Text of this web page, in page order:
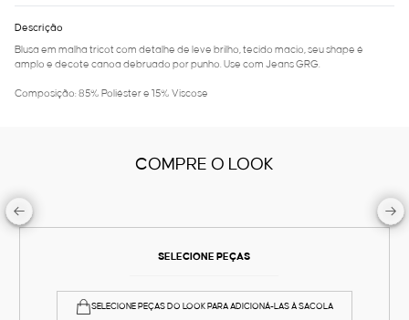
Descrição
Blusa em malha tricot com detalhe de leve brilho, tecido macio, seu shape é
amplo e decote canoa debruado por punho. Use com Jeans GRG.
Composição: 85% Poliéster e 15% Viscose
COMPRE O LOOK
SELECIONE PEÇAS
SELECIONE PEÇAS DO LOOK PARA ADICIONÁ-LAS À SACOLA